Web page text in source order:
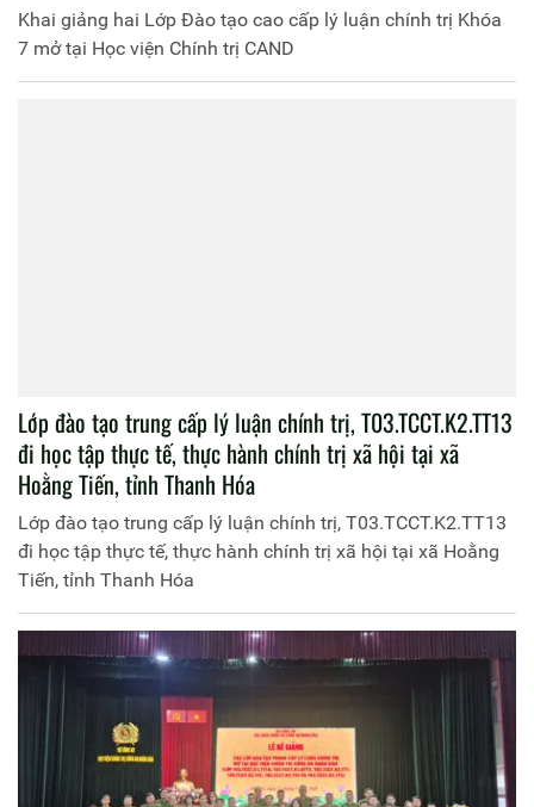
Khai giảng hai Lớp Đào tạo cao cấp lý luận chính trị Khóa
7 mở tại Học viện Chính trị CAND
Lớp đào tạo trung cấp lý luận chính trị, T03.TCCT.K2.TT13
đi học tập thực tế, thực hành chính trị xã hội tại xã
Hoằng Tiến, tỉnh Thanh Hóa
Lớp đào tạo trung cấp lý luận chính trị, T03.TCCT.K2.TT13
đi học tập thực tế, thực hành chính trị xã hội tại xã Hoằng
Tiến, tỉnh Thanh Hóa